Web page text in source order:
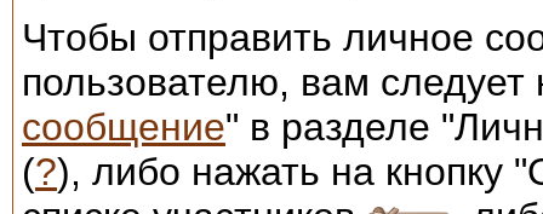
Чтобы отправить личное
пользователю, вам следует
сообщение" в разделе
(?), либо нажать на кнопку